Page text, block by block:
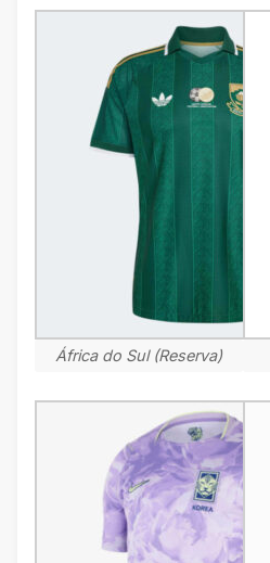
África do Sul (Reserva)